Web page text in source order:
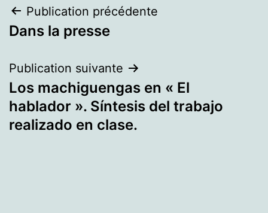
Navigation
de
l’article
Publication précédente
Dans la presse
Publication suivante
Los machiguengas en « El
hablador ». Síntesis del trabajo
realizado en clase.